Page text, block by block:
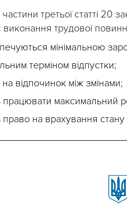
третьої статті 20
виконання трудової
мінімальною
терміном відпустки;
відпочинок між змінами;
працювати максимальний
на врахування